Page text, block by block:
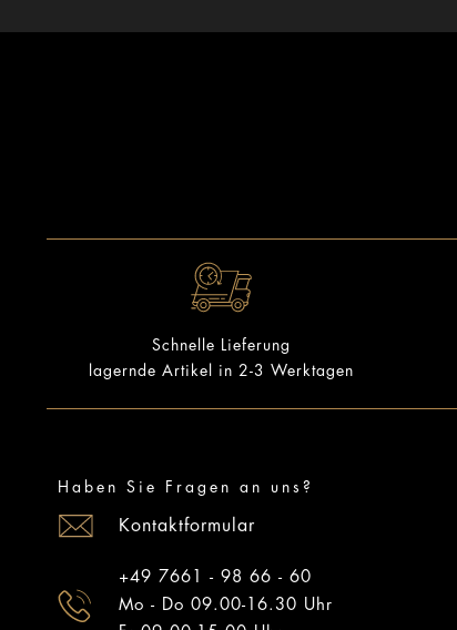
Schnelle Lieferung
lagernde Artikel in 2-3 Werktagen
Haben Sie Fragen an uns?
Kontaktformular
+49 7661 - 98 66 - 60
Mo - Do 09.00-16.30 Uhr